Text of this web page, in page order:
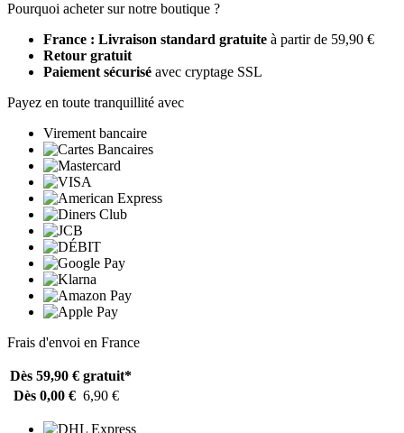
Pourquoi acheter sur notre boutique ?
France : Livraison standard gratuite à partir de 59,90 €
Retour gratuit
Paiement sécurisé avec cryptage SSL
Payez en toute tranquillité avec
Virement bancaire
Frais d'envoi en France
Dès 59,90 € gratuit*
Dès 0,00 € 6,90 €